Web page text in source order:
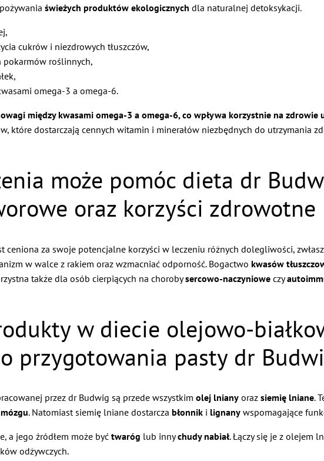
świeżych produktów ekologicznych dla naturalnej detoksykacji.
cukrów i niezdrowych tłuszczów,
pokarmów roślinnych,
omega-3 a omega-6.
między kwasami omega-3 a omega-6, co wpływa korzystnie na zdrowie
które dostarczają cennych witamin i minerałów niezbędnych do utrzymania
może pomóc dieta dr
oraz korzyści zdrowotne
ceniona za swoje potencjalne korzyści w leczeniu różnych dolegliwości,
w walce z rakiem oraz wzmacniać odporność. Bogactwo kwasów
także dla osób cierpiących na chorobysercowo-naczyniowe czy
w diecie olejowo-
przygotowania pasty dr
przez dr Budwig są przede wszystkim olej lniany oraz siemię lniane.
mózgu. Natomiast siemię lniane dostarcza błonnik i lignany wspomagające
a jego źródłem może być twaróg lub innychudy nabiał. Łączy się je z olejem
odżywczych.